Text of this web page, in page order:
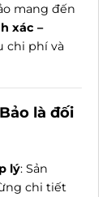
mang đến
xác –
chi phí và
là đối
lý: Sản
chi tiết